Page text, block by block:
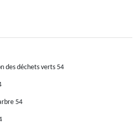
des déchets verts 54
54